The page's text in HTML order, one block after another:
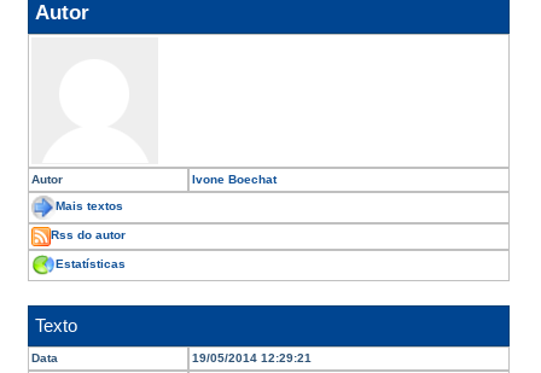
Autor
Autor Ivone Boechat
Mais textos
Rss do autor
Estatísticas
Texto
Data
19/05/2014 12:29:21